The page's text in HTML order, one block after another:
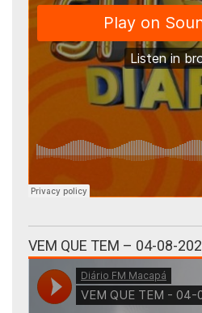
VEM QUE TEM – 04-08-